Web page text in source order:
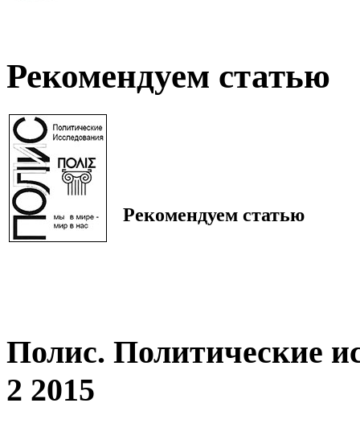
Рекомендуем статью
Рекомендуем статью
Полис. Политические
2 2015